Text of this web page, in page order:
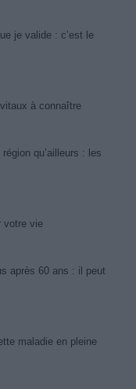
je valide : c’est le
à connaître
qu’ailleurs : les
votre vie
après 60 ans : il peut
maladie en pleine